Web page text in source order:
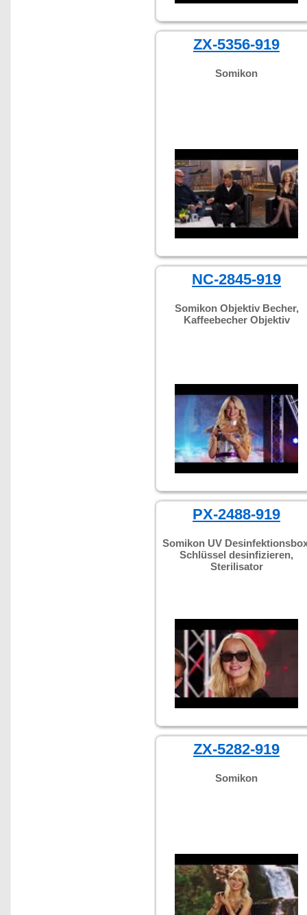
ZX-5356-919
Somikon
NC-2845-919
Somikon Objektiv Becher,
Kaffeebecher Objektiv
PX-2488-919
Somikon UV
Schlüssel desinfizieren,
Sterilisator
ZX-5282-919
Somikon